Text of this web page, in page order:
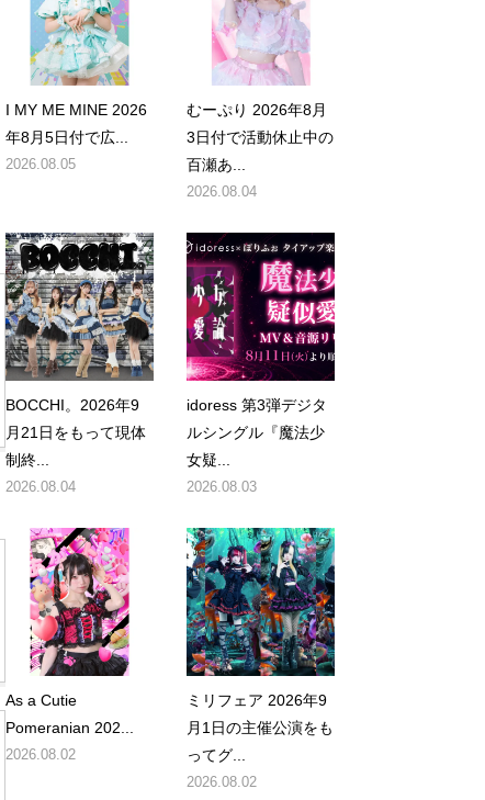
I MY ME MINE 2026
年8月5日付で広...
2026.08.05
むーぷり 2026年8月
3日付で活動休止中の
百瀬あ...
2026.08.04
BOCCHI。2026年9
月21日をもって現体
制終...
2026.08.04
idoress 第3弾デジタ
ルシングル『魔法少
女疑...
2026.08.03
As a Cutie
Pomeranian 202...
2026.08.02
ミリフェア 2026年9
月1日の主催公演をも
ってグ...
2026.08.02